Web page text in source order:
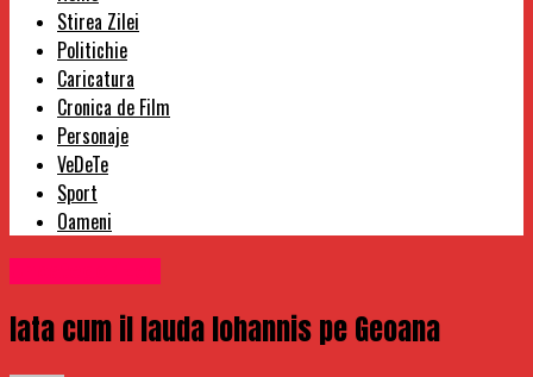
Stirea Zilei
Politichie
Caricatura
Cronica de Film
Personaje
VeDeTe
Sport
Oameni
Iata cum il lauda Iohannis pe Geoana